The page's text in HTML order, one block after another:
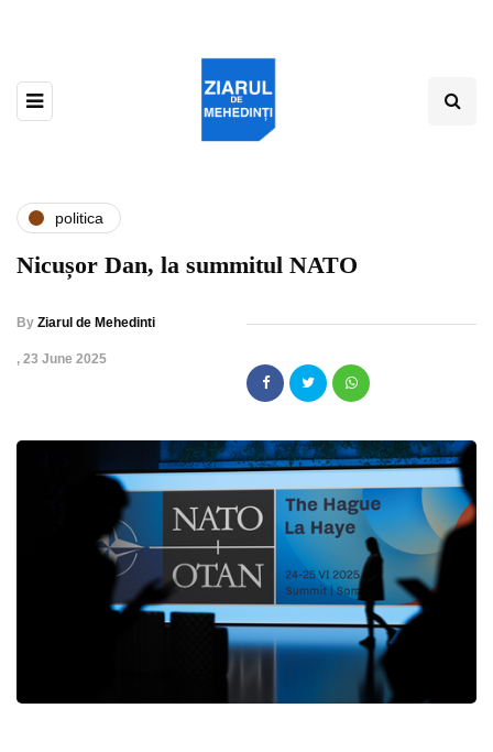
politica
Nicușor Dan, la summitul NATO
By Ziarul de Mehedinti
, 23 June 2025